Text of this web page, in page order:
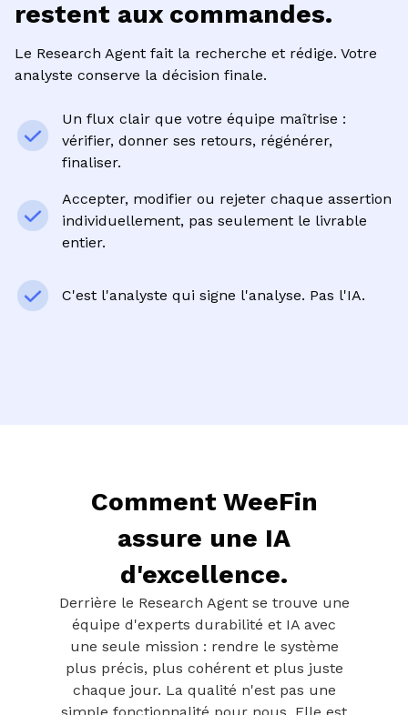
restent aux commandes.
Le Research Agent fait la recherche et rédige. Votre
analyste conserve la décision finale.
Un flux clair que votre équipe maîtrise :
vérifier, donner ses retours, régénérer,
finaliser.
Accepter, modifier ou rejeter chaque assertion
individuellement, pas seulement le livrable
entier.
C'est l'analyste qui signe l'analyse. Pas l'IA.
Comment WeeFin
assure une IA
d'excellence.
Derrière le Research Agent se trouve une
équipe d'experts durabilité et IA avec
une seule mission : rendre le système
plus précis, plus cohérent et plus juste
chaque jour. La qualité n'est pas une
simple fonctionnalité pour nous. Elle est